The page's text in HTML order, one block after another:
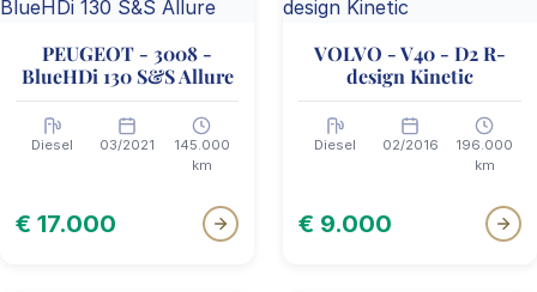
PEUGEOT - 3008 -
BlueHDi 130 S&S Allure
Diesel 03/2021
145.000
km
€ 17.000
VOLVO - V40 - D2 R-
design Kinetic
Diesel 02/2016
196.000
km
€ 9.000